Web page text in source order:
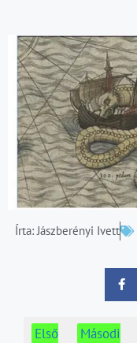
Írta: Jászberényi Ivett
Első
Másodi